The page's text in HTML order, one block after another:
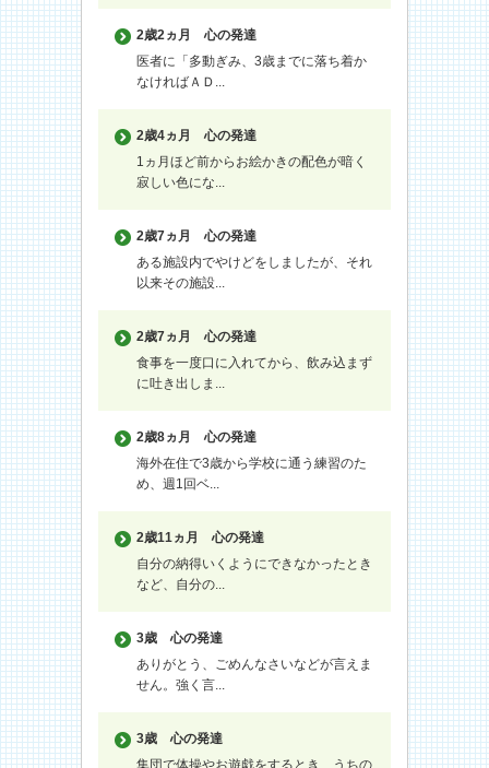
2歳2ヵ月
心の発達
医者に「多動ぎみ、3歳までに落ち着か
なければＡＤ...
2歳4ヵ月
心の発達
1ヵ月ほど前からお絵かきの配色が暗く
寂しい色にな...
2歳7ヵ月
心の発達
ある施設内でやけどをしましたが、それ
以来その施設...
2歳7ヵ月
心の発達
食事を一度口に入れてから、飲み込まず
に吐き出しま...
2歳8ヵ月
心の発達
海外在住で3歳から学校に通う練習のた
め、週1回ベ...
2歳11ヵ月
心の発達
自分の納得いくようにできなかったとき
など、自分の...
3歳
心の発達
ありがとう、ごめんなさいなどが言えま
せん。強く言...
3歳
心の発達
集団で体操やお遊戯をするとき、うちの